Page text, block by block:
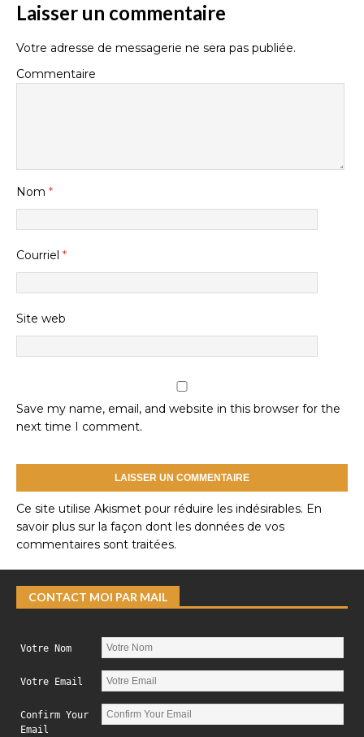
Laisser un commentaire
Votre adresse de messagerie ne sera pas publiée.
Commentaire
Nom *
Courriel *
Site web
Save my name, email, and website in this browser for the
next time I comment.
Ce site utilise Akismet pour réduire les indésirables. En
savoir plus sur la façon dont les données de vos
commentaires sont traitées.
CONTACT MOI PAR MAIL
Votre Nom
Votre Email
Confirm Your
Email